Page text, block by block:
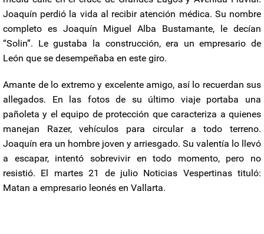
Joaquín perdió la vida al recibir atención médica. Su nombre
completo es Joaquín Miguel Alba Bustamante, le decían
“Solin”. Le gustaba la construcción, era un empresario de
León que se desempeñaba en este giro.
Amante de lo extremo y excelente amigo, así lo recuerdan sus
allegados. En las fotos de su último viaje portaba una
pañoleta y el equipo de protección que caracteriza a quienes
manejan Razer, vehículos para circular a todo terreno.
Joaquín era un hombre joven y arriesgado. Su valentía lo llevó
a escapar, intentó sobrevivir en todo momento, pero no
resistió. El martes 21 de julio Noticias Vespertinas tituló:
Matan a empresario leonés en Vallarta.